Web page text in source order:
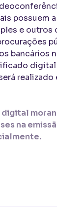
possuem
e
bancários
na